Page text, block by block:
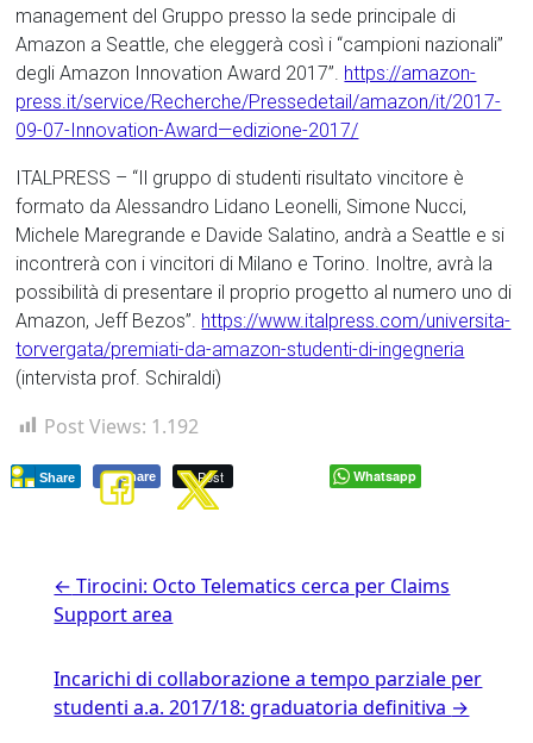
management del Gruppo presso la sede principale di
Amazon a Seattle, che eleggerà così i “campioni nazionali”
degli Amazon Innovation Award 2017”. https://amazon-
press.it/service/Recherche/Pressedetail/amazon/it/2017-
09-07-Innovation-Award—edizione-2017/
ITALPRESS – “Il gruppo di studenti risultato vincitore è
formato da Alessandro Lidano Leonelli, Simone Nucci,
Michele Maregrande e Davide Salatino, andrà a Seattle e si
incontrerà con i vincitori di Milano e Torino. Inoltre, avrà la
possibilità di presentare il proprio progetto al numero uno di
Amazon, Jeff Bezos”. https://www.italpress.com/universita-
torvergata/premiati-da-amazon-studenti-di-ingegneria
(intervista prof. Schiraldi)
Post Views: 1.192
Share Post
Share Whatsapp
← Tirocini: Octo Telematics cerca per Claims
Support area
Incarichi di collaborazione a tempo parziale per
studenti a.a. 2017/18: graduatoria definitiva →